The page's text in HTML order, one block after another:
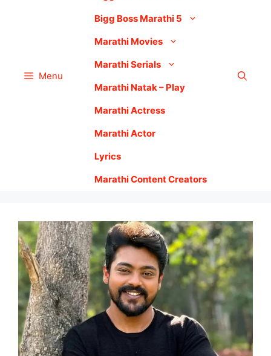
Menu
Bigg Boss Marathi 5
Marathi Movies
Marathi Serials
Marathi Natak – Play
Marathi Actress
Marathi Actor
Lyrics
Marathi Content Creators